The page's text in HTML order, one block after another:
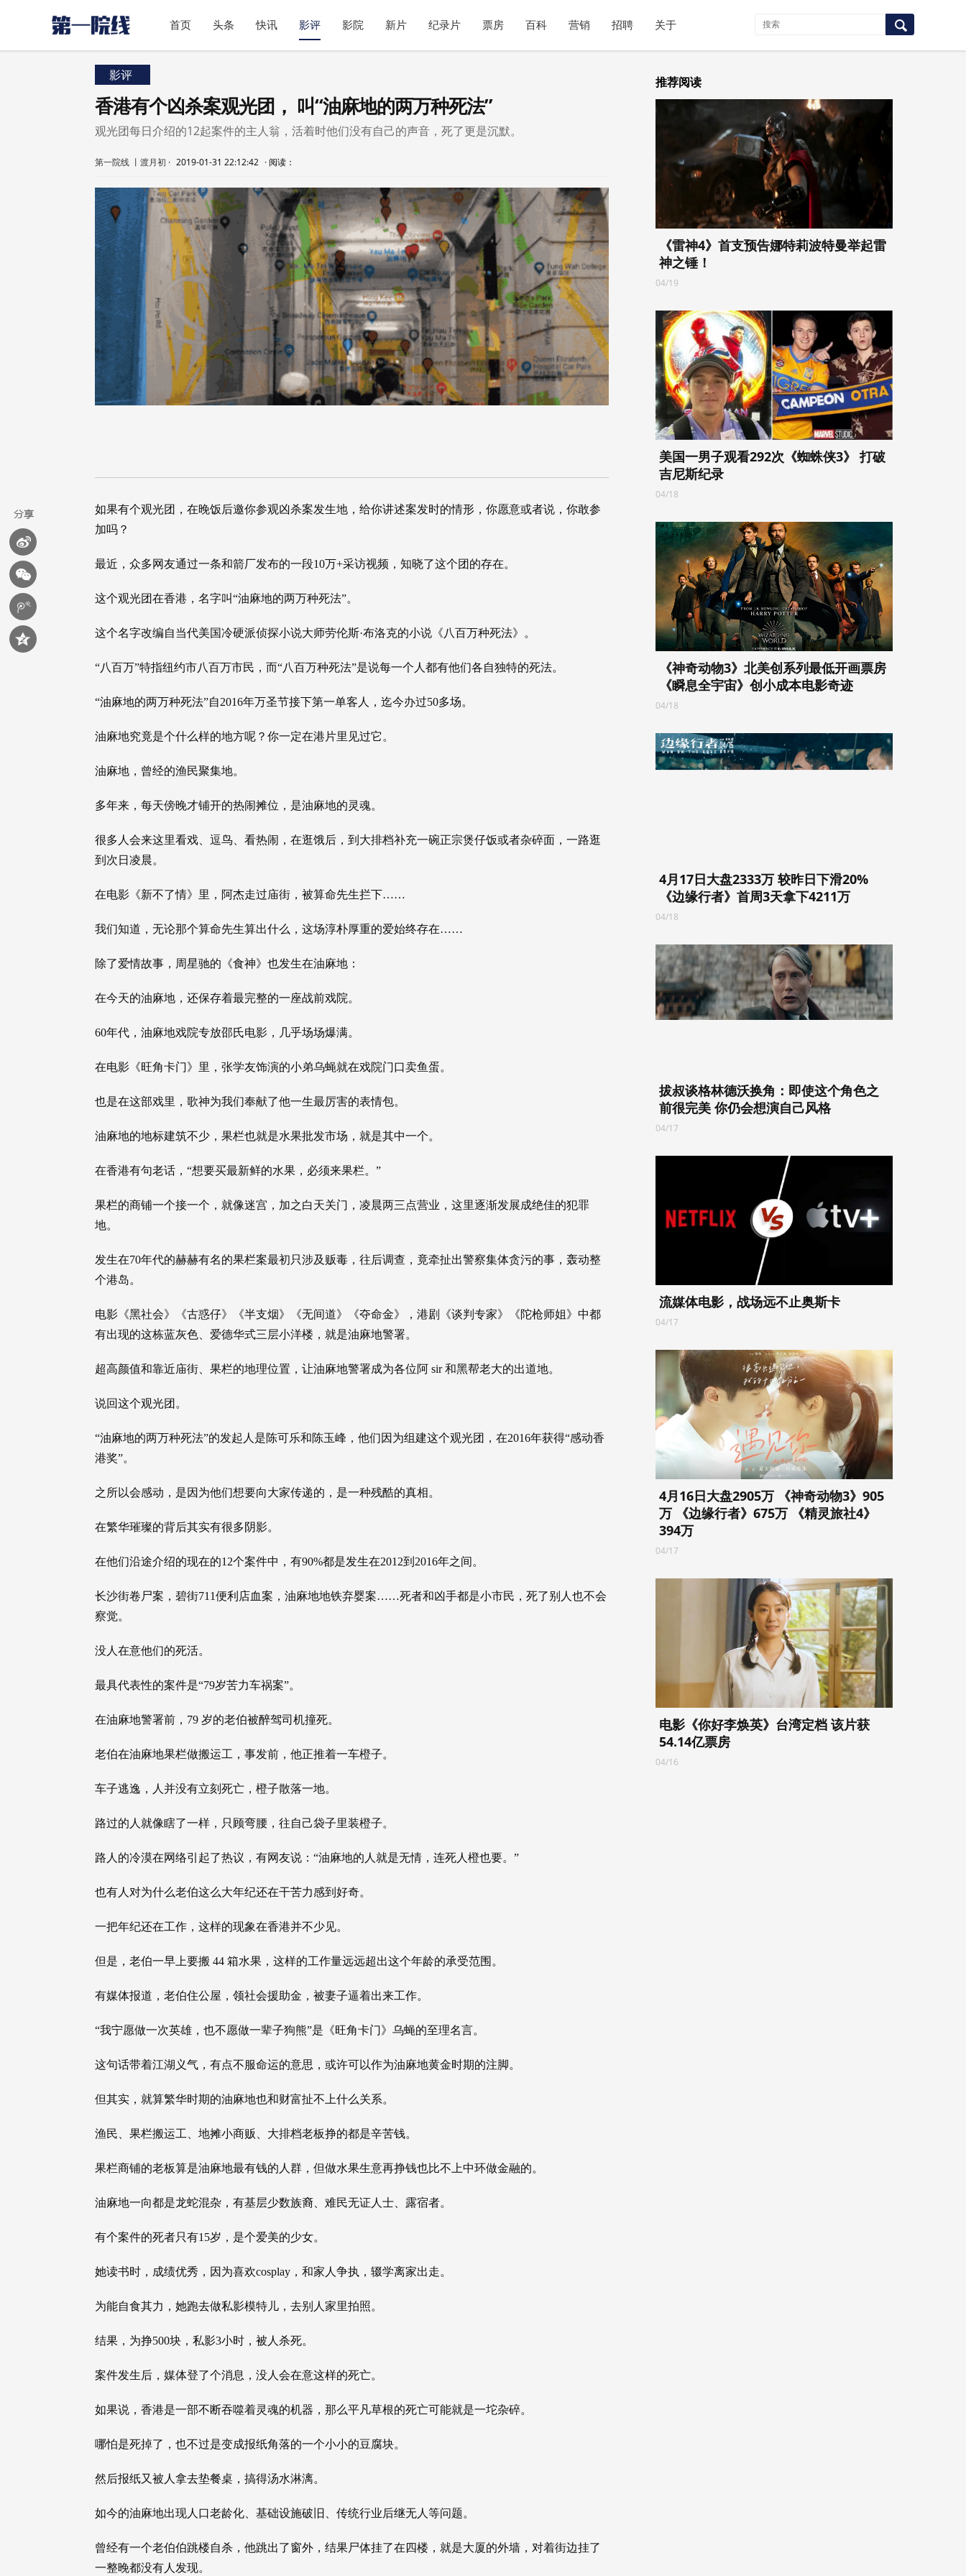
首页 头条 快讯 影评 影院 新片 纪录片 票房 百科 营销 招聘 关于
影评
香港有个凶杀案观光团， 叫“油麻地的两万种死法”
观光团每日介绍的12起案件的主人翁，活着时他们没有自己的声音，死了更是沉默。
第一院线 丨渡月初 · 2019-01-31 22:12:42 ·阅读：
如果有个观光团，在晚饭后邀你参观凶杀案发生地，给你讲述案发时的情形，你愿意或者说，你敢参
加吗？
最近，众多网友通过一条和箭厂发布的一段10万+采访视频，知晓了这个团的存在。
这个观光团在香港，名字叫“油麻地的两万种死法”。
这个名字改编自当代美国冷硬派侦探小说大师劳伦斯·布洛克的小说《八百万种死法》。
“八百万”特指纽约市八百万市民，而“八百万种死法”是说每一个人都有他们各自独特的死法。
“油麻地的两万种死法”自2016年万圣节接下第一单客人，迄今办过50多场。
油麻地究竟是个什么样的地方呢？你一定在港片里见过它。
油麻地，曾经的渔民聚集地。
多年来，每天傍晚才铺开的热闹摊位，是油麻地的灵魂。
很多人会来这里看戏、逗鸟、看热闹，在逛饿后，到大排档补充一碗正宗煲仔饭或者杂碎面，一路逛
到次日凌晨。
在电影《新不了情》里，阿杰走过庙街，被算命先生拦下……
我们知道，无论那个算命先生算出什么，这场淳朴厚重的爱始终存在……
除了爱情故事，周星驰的《食神》也发生在油麻地：
在今天的油麻地，还保存着最完整的一座战前戏院。
60年代，油麻地戏院专放邵氏电影，几乎场场爆满。
在电影《旺角卡门》里，张学友饰演的小弟乌蝇就在戏院门口卖鱼蛋。
也是在这部戏里，歌神为我们奉献了他一生最厉害的表情包。
油麻地的地标建筑不少，果栏也就是水果批发市场，就是其中一个。
在香港有句老话，“想要买最新鲜的水果，必须来果栏。”
果栏的商铺一个接一个，就像迷宫，加之白天关门，凌晨两三点营业，这里逐渐发展成绝佳的犯罪
地。
发生在70年代的赫赫有名的果栏案最初只涉及贩毒，往后调查，竟牵扯出警察集体贪污的事，轰动整
个港岛。
电影《黑社会》《古惑仔》《半支烟》《无间道》《夺命金》，港剧《谈判专家》《陀枪师姐》中都
有出现的这栋蓝灰色、爱德华式三层小洋楼，就是油麻地警署。
超高颜值和靠近庙街、果栏的地理位置，让油麻地警署成为各位阿 sir 和黑帮老大的出道地。
说回这个观光团。
“油麻地的两万种死法”的发起人是陈可乐和陈玉峰，他们因为组建这个观光团，在2016年获得“感动香
港奖”。
之所以会感动，是因为他们想要向大家传递的，是一种残酷的真相。
在繁华璀璨的背后其实有很多阴影。
在他们沿途介绍的现在的12个案件中，有90%都是发生在2012到2016年之间。
长沙街卷尸案，碧街711便利店血案，油麻地地铁弃婴案……死者和凶手都是小市民，死了别人也不会
察觉。
没人在意他们的死活。
最具代表性的案件是“79岁苦力车祸案”。
在油麻地警署前，79 岁的老伯被醉驾司机撞死。
老伯在油麻地果栏做搬运工，事发前，他正推着一车橙子。
车子逃逸，人并没有立刻死亡，橙子散落一地。
路过的人就像瞎了一样，只顾弯腰，往自己袋子里装橙子。
路人的冷漠在网络引起了热议，有网友说：“油麻地的人就是无情，连死人橙也要。”
也有人对为什么老伯这么大年纪还在干苦力感到好奇。
一把年纪还在工作，这样的现象在香港并不少见。
但是，老伯一早上要搬 44 箱水果，这样的工作量远远超出这个年龄的承受范围。
有媒体报道，老伯住公屋，领社会援助金，被妻子逼着出来工作。
“我宁愿做一次英雄，也不愿做一辈子狗熊”是《旺角卡门》乌蝇的至理名言。
这句话带着江湖义气，有点不服命运的意思，或许可以作为油麻地黄金时期的注脚。
但其实，就算繁华时期的油麻地也和财富扯不上什么关系。
渔民、果栏搬运工、地摊小商贩、大排档老板挣的都是辛苦钱。
果栏商铺的老板算是油麻地最有钱的人群，但做水果生意再挣钱也比不上中环做金融的。
油麻地一向都是龙蛇混杂，有基层少数族裔、难民无证人士、露宿者。
有个案件的死者只有15岁，是个爱美的少女。
她读书时，成绩优秀，因为喜欢cosplay，和家人争执，辍学离家出走。
为能自食其力，她跑去做私影模特儿，去别人家里拍照。
结果，为挣500块，私影3小时，被人杀死。
案件发生后，媒体登了个消息，没人会在意这样的死亡。
如果说，香港是一部不断吞噬着灵魂的机器，那么平凡草根的死亡可能就是一坨杂碎。
哪怕是死掉了，也不过是变成报纸角落的一个小小的豆腐块。
然后报纸又被人拿去垫餐桌，搞得汤水淋漓。
如今的油麻地出现人口老龄化、基础设施破旧、传统行业后继无人等问题。
曾经有一个老伯伯跳楼自杀，他跳出了窗外，结果尸体挂了在四楼，就是大厦的外墙，对着街边挂了
一整晚都没有人发现。
推荐阅读
《雷神4》首支预告娜特莉波特曼举起雷
神之锤！
04/19
美国一男子观看292次《蜘蛛侠3》 打破
吉尼斯纪录
04/18
《神奇动物3》北美创系列最低开画票房
《瞬息全宇宙》创小成本电影奇迹
04/18
4月17日大盘2333万 较昨日下滑20%
《边缘行者》首周3天拿下4211万
04/18
拔叔谈格林德沃换角：即使这个角色之
前很完美 你仍会想演自己风格
04/17
流媒体电影，战场远不止奥斯卡
04/17
4月16日大盘2905万 《神奇动物3》905
万 《边缘行者》675万 《精灵旅社4》
394万
04/17
电影《你好李焕英》台湾定档 该片获
54.14亿票房
04/16